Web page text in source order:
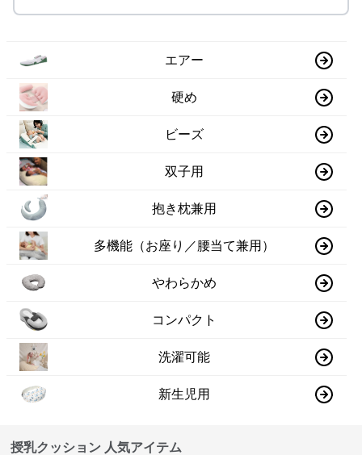
エアー
硬め
ビーズ
双子用
抱き枕兼用
多機能（お座り／腰当て兼用）
やわらかめ
コンパクト
洗濯可能
新生児用
授乳クッション 人気アイテム